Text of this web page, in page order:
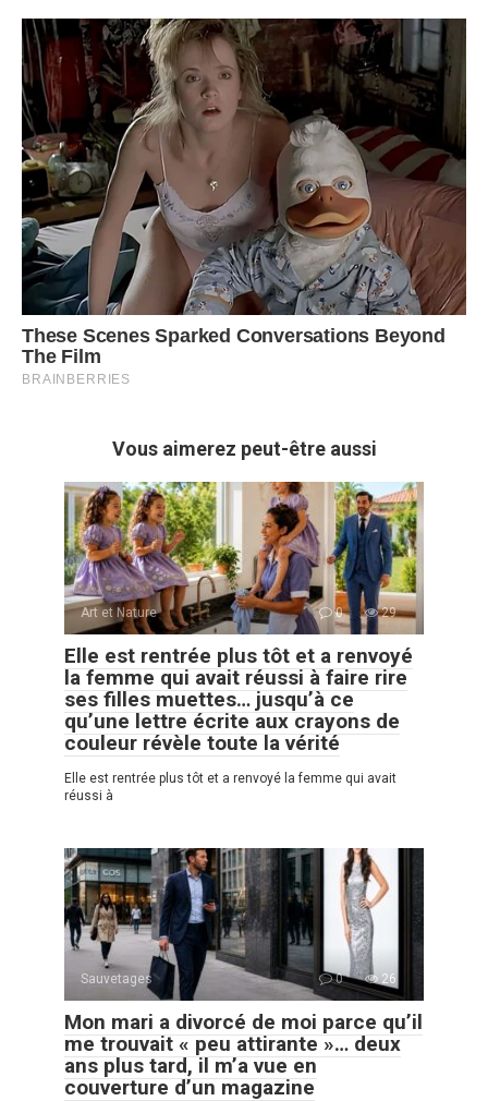
Vous aimerez peut-être aussi
Art et Nature 0 29
Elle est rentrée plus tôt et a renvoyé
la femme qui avait réussi à faire rire
ses filles muettes… jusqu’à ce
qu’une lettre écrite aux crayons de
couleur révèle toute la vérité
Elle est rentrée plus tôt et a renvoyé la femme qui avait
réussi à
Sauvetages 0 26
Mon mari a divorcé de moi parce qu’il
me trouvait « peu attirante »… deux
ans plus tard, il m’a vue en
couverture d’un magazine